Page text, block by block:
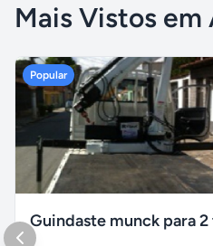
Mais Vistos
Popular